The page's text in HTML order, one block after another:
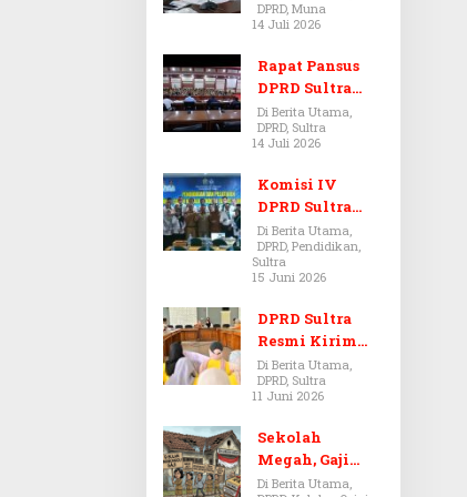
Dugaan Jual
Beli Tanah
Bermasalah di
Muna
DPRD, Muna
14 Juli 2026
Rapat Pansus
DPRD Sultra
Diskors Dua
Kali Akibat
Ketidakhadira
n Pj Sekda
Di Berita Utama,
DPRD, Sultra
14 Juli 2026
Komisi IV
DPRD Sultra
Kawal Hak
Guru,
Rencanakan
Pendidikan
Di Berita Utama,
DPRD, Pendidikan,
Sultra
15 Juni 2026
DPRD Sultra
Resmi Kirim
Aspirasi Tolak
Peraturan
BPOM No. 5
Tahun 2026 ke
Komisi IX DPR
Di Berita Utama,
DPRD, Sultra
11 Juni 2026
Sekolah
Megah, Gaji
Guru Berdarah-
Di Berita Utama,